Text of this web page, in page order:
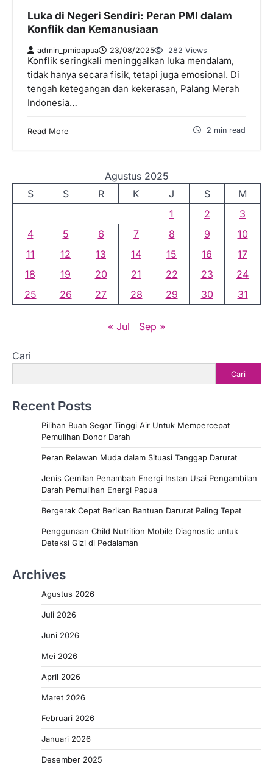
Luka di Negeri Sendiri: Peran PMI dalam
Konflik dan Kemanusiaan
admin_pmipapua 23/08/2025 282 Views
Konflik seringkali meninggalkan luka mendalam,
tidak hanya secara fisik, tetapi juga emosional. Di
tengah ketegangan dan kekerasan, Palang Merah
Indonesia…
Read More 2 min read
Agustus 2025
S
S R K J S
M
1
2
3
4
5 6 7 8 9
10
11
12 13 14 15 16
17
18
19 20 21 22 23
24
25
26 27 28 29 30 31
« Jul Sep »
Cari
Cari
Recent Posts
Pilihan Buah Segar Tinggi Air Untuk Mempercepat
Pemulihan Donor Darah
Peran Relawan Muda dalam Situasi Tanggap Darurat
Jenis Cemilan Penambah Energi Instan Usai Pengambilan
Darah Pemulihan Energi Papua
Bergerak Cepat Berikan Bantuan Darurat Paling Tepat
Penggunaan Child Nutrition Mobile Diagnostic untuk
Deteksi Gizi di Pedalaman
Archives
Agustus 2026
Juli 2026
Juni 2026
Mei 2026
April 2026
Maret 2026
Februari 2026
Januari 2026
Desember 2025